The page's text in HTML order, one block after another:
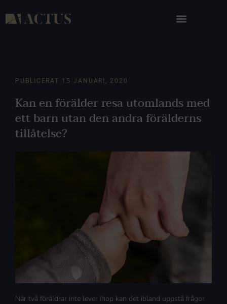
PUBLICERAT 15 JANUARI, 2020
Kan en förälder resa utomlands med
ett barn utan den andra förälderns
tillåtelse?
När två föräldrar inte lever ihop kan det ibland uppstå frågor